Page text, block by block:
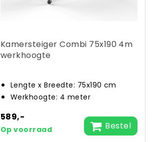
Kamersteiger Combi 75x190 4m
werkhoogte
Lengte x Breedte: 75x190 cm
Werkhoogte: 4 meter
589,-
Op voorraad Bestel